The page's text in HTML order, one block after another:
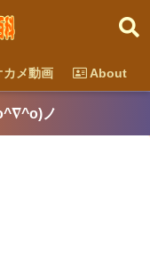
カメ動画 About
ノ